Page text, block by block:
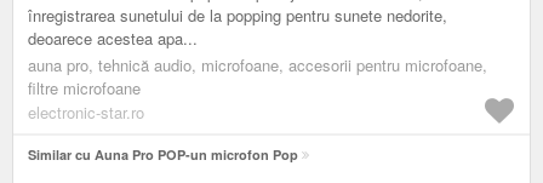
înregistrarea sunetului de la popping pentru sunete nedorite,
deoarece acestea apa...
auna pro, tehnică audio, microfoane, accesorii pentru microfoane,
filtre microfoane
electronic-star.ro
Similar cu Auna Pro POP-un microfon Pop